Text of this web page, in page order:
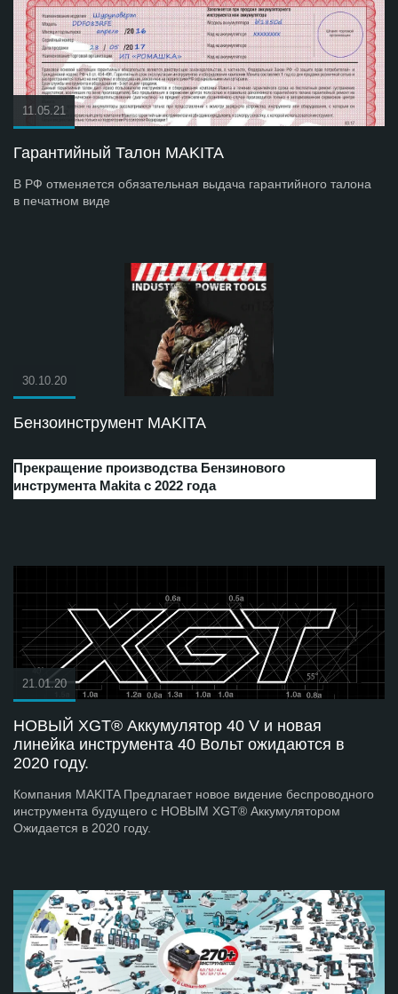
11.05.21
Гарантийный Талон MAKITA
В РФ отменяется обязательная выдача гарантийного талона
в печатном виде
30.10.20
Бензоинструмент MAKITA
Прекращение производства Бензинового
инструмента Makita с 2022 года
21.01.20
НОВЫЙ XGT® Аккумулятор 40 V и новая
линейка инструмента 40 Вольт ожидаются в
2020 году.
Компания MAKITA Предлагает новое видение беспроводного
инструмента будущего с НОВЫМ XGT® Аккумулятором
Ожидается в 2020 году.